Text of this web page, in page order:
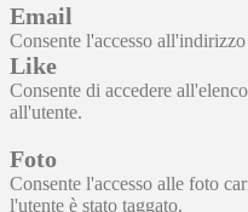
Email
Consente l'accesso
Like
Consente di accedere
all'utente.
Foto
Consente l'accesso alle foto
l'utente è stato taggato.